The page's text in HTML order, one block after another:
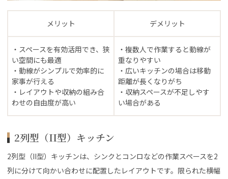
メリット デメリット
・スペースを有効活用でき、狭
い空間にも最適
・動線がシンプルで効率的に
家事が行える
・レイアウトや収納の組み合
わせの自由度が高い
・複数人で作業すると動線が
重なりやすい
・広いキッチンの場合は移動
距離が長くなりがち
・収納スペースが不足しやす
い場合がある
2列型（II型）キッチン
2列型（II型）キッチンは、シンクとコンロなどの作業スペースを2
列に分けて向かい合わせに配置したレイアウトです。限られた横幅